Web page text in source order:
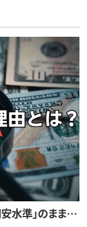
水準」のまま…